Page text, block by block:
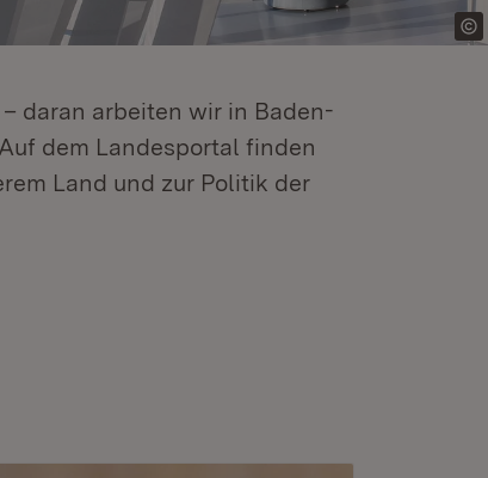
daran arbeiten wir in Baden-
dem Landesportal finden
Land und zur Politik der